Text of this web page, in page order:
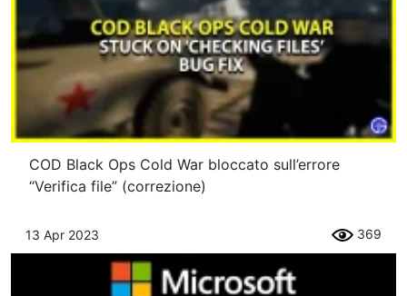
COD Black Ops Cold War bloccato sull’errore
“Verifica file” (correzione)
13 Apr 2023 369